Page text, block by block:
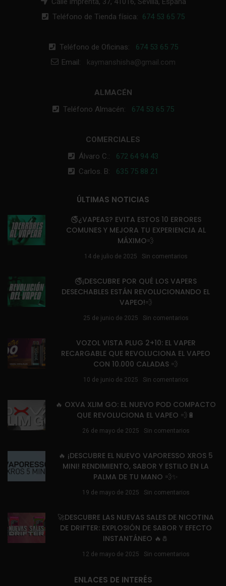
Teléfono de Tienda física: 674 53 65 75
Teléfono de Oficinas: 674 53 65 75
Email: kaymanshisha@gmail.com
ALMACÉN
Teléfono Almacén: 674 53 65 75
COMERCIALES
Álvaro C.: 672 64 94 43
Carlos. B: 635 75 88 21
ÚLTIMAS NOTICIAS
🚭¿VAPEAS? EVITA ESTOS 10 ERRORES
COMUNES Y MEJORA TU EXPERIENCIA AL
MÁXIMO💨
14 de julio de 2025 Sin comentarios
🚭¡DESCUBRE POR QUÉ LOS VAPERS
DESECHABLES ESTÁN REVOLUCIONANDO EL
VAPEO!💨
25 de junio de 2025 Sin comentarios
VOZOL VISTA PLUG 2+10: EL VAPER
RECARGABLE QUE REVOLUCIONA EL VAPEO
CON 10.000 CALADAS 💨
10 de junio de 2025 Sin comentarios
🔥 OXVA XLIM GO: EL NUEVO POD COMPACTO
QUE REVOLUCIONA EL VAPEO 💨🔋
26 de mayo de 2025 Sin comentarios
🔥 ¡DESCUBRE EL NUEVO VAPORESSO XROS 5
MINI! RENDIMIENTO, SABOR Y ESTILO EN LA
PALMA DE TU MANO 💨✨
19 de mayo de 2025 Sin comentarios
🚀DESCUBRE LAS NUEVAS SALES DE NICOTINA
DE DRIFTER: EXPLOSIÓN DE SABOR Y EFECTO
INSTANTÁNEO 🔥🧂
12 de mayo de 2025 Sin comentarios
ENLACES DE INTERÉS